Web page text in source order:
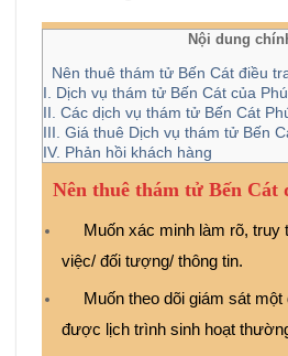
Nội dung
Nên thuê thám tử Bến Cát điều
I. Dịch vụ thám tử Bến Cát của
II. Các dịch vụ thám tử Bến Cát
III. Giá thuê Dịch vụ thám tử Bến
IV. Phản hồi khách hàng
Nên thuê thám tử Bến Cát
Muốn xác minh làm rõ,
việc/ đối tượng/ thông tin.
Muốn theo dõi giám sát
được lịch trình sinh hoạt